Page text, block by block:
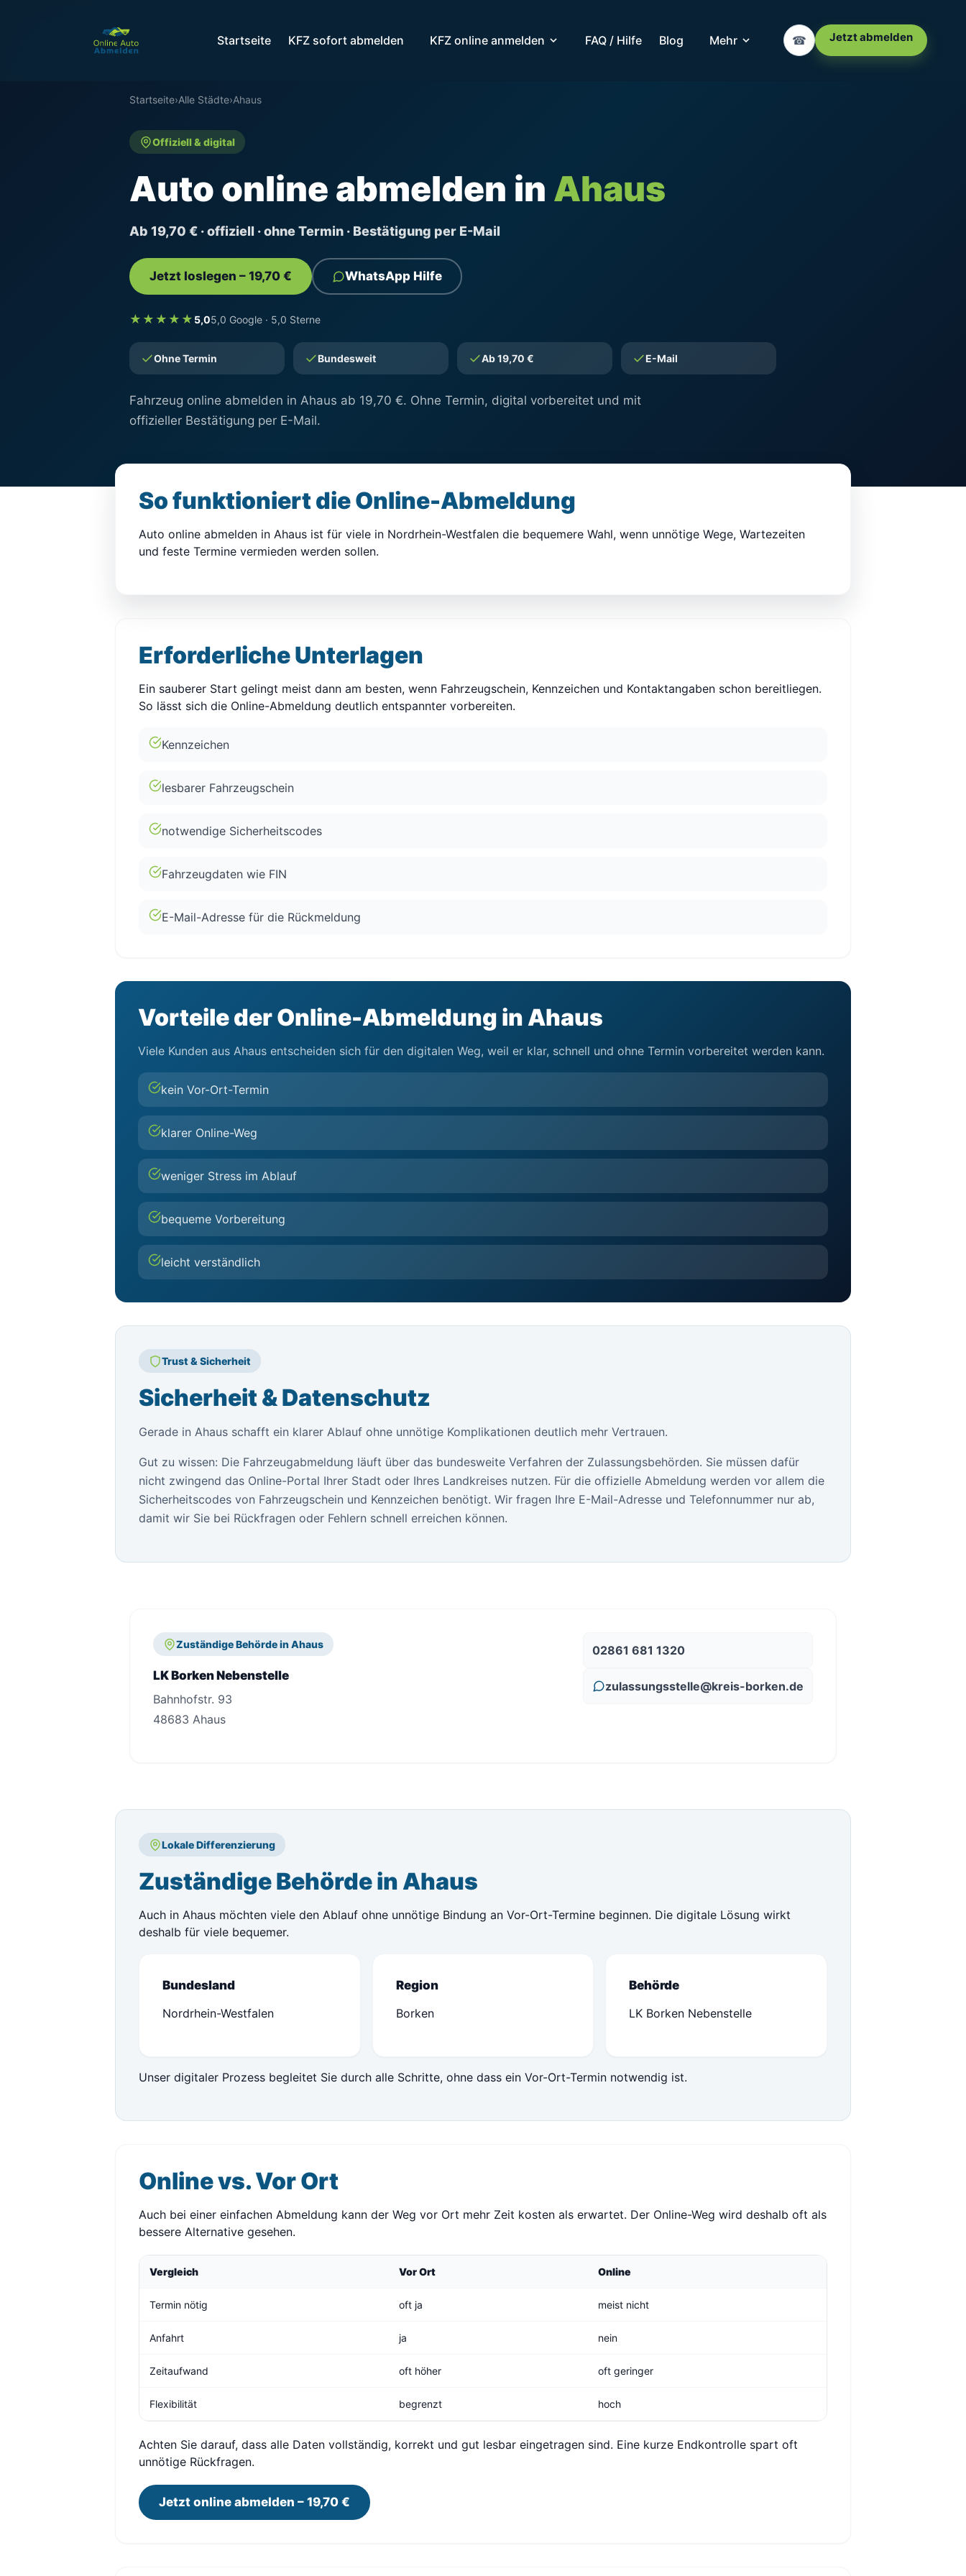
Startseite KFZ sofort abmelden KFZ online anmelden FAQ / Hilfe Blog Mehr ☎ Jetzt abmelden
Startseite›Alle Städte›Ahaus
Offiziell & digital
Auto online abmelden in Ahaus
Ab 19,70 € · offiziell · ohne Termin · Bestätigung per E-Mail
Jetzt loslegen – 19,70 € WhatsApp Hilfe
★★★★★ 5,05,0 Google · 5,0 Sterne
Ohne Termin Bundesweit Ab 19,70 € E-Mail
Fahrzeug online abmelden in Ahaus ab 19,70 €. Ohne Termin, digital vorbereitet und mit
offizieller Bestätigung per E-Mail.
So funktioniert die Online-Abmeldung
Auto online abmelden in Ahaus ist für viele in Nordrhein-Westfalen die bequemere Wahl, wenn unnötige Wege, Wartezeiten
und feste Termine vermieden werden sollen.
Erforderliche Unterlagen
Ein sauberer Start gelingt meist dann am besten, wenn Fahrzeugschein, Kennzeichen und Kontaktangaben schon bereitliegen.
So lässt sich die Online-Abmeldung deutlich entspannter vorbereiten.
Kennzeichen
lesbarer Fahrzeugschein
notwendige Sicherheitscodes
Fahrzeugdaten wie FIN
E-Mail-Adresse für die Rückmeldung
Vorteile der Online-Abmeldung in Ahaus
Viele Kunden aus Ahaus entscheiden sich für den digitalen Weg, weil er klar, schnell und ohne Termin vorbereitet werden kann.
kein Vor-Ort-Termin
klarer Online-Weg
weniger Stress im Ablauf
bequeme Vorbereitung
leicht verständlich
Trust & Sicherheit
Sicherheit & Datenschutz
Gerade in Ahaus schafft ein klarer Ablauf ohne unnötige Komplikationen deutlich mehr Vertrauen.
Gut zu wissen: Die Fahrzeugabmeldung läuft über das bundesweite Verfahren der Zulassungsbehörden. Sie müssen dafür
nicht zwingend das Online-Portal Ihrer Stadt oder Ihres Landkreises nutzen. Für die offizielle Abmeldung werden vor allem die
Sicherheitscodes von Fahrzeugschein und Kennzeichen benötigt. Wir fragen Ihre E-Mail-Adresse und Telefonnummer nur ab,
damit wir Sie bei Rückfragen oder Fehlern schnell erreichen können.
Zuständige Behörde in Ahaus
LK Borken Nebenstelle
Bahnhofstr. 93
48683 Ahaus
02861 681 1320
zulassungsstelle@kreis-borken.de
Lokale Differenzierung
Zuständige Behörde in Ahaus
Auch in Ahaus möchten viele den Ablauf ohne unnötige Bindung an Vor-Ort-Termine beginnen. Die digitale Lösung wirkt
deshalb für viele bequemer.
Bundesland
Nordrhein-Westfalen
Region
Borken
Behörde
LK Borken Nebenstelle
Unser digitaler Prozess begleitet Sie durch alle Schritte, ohne dass ein Vor-Ort-Termin notwendig ist.
Online vs. Vor Ort
Auch bei einer einfachen Abmeldung kann der Weg vor Ort mehr Zeit kosten als erwartet. Der Online-Weg wird deshalb oft als
bessere Alternative gesehen.
Vergleich Vor Ort Online
Termin nötig oft ja meist nicht
Anfahrt ja nein
Zeitaufwand oft höher oft geringer
Flexibilität begrenzt hoch
Achten Sie darauf, dass alle Daten vollständig, korrekt und gut lesbar eingetragen sind. Eine kurze Endkontrolle spart oft
unnötige Rückfragen.
Jetzt online abmelden – 19,70 €